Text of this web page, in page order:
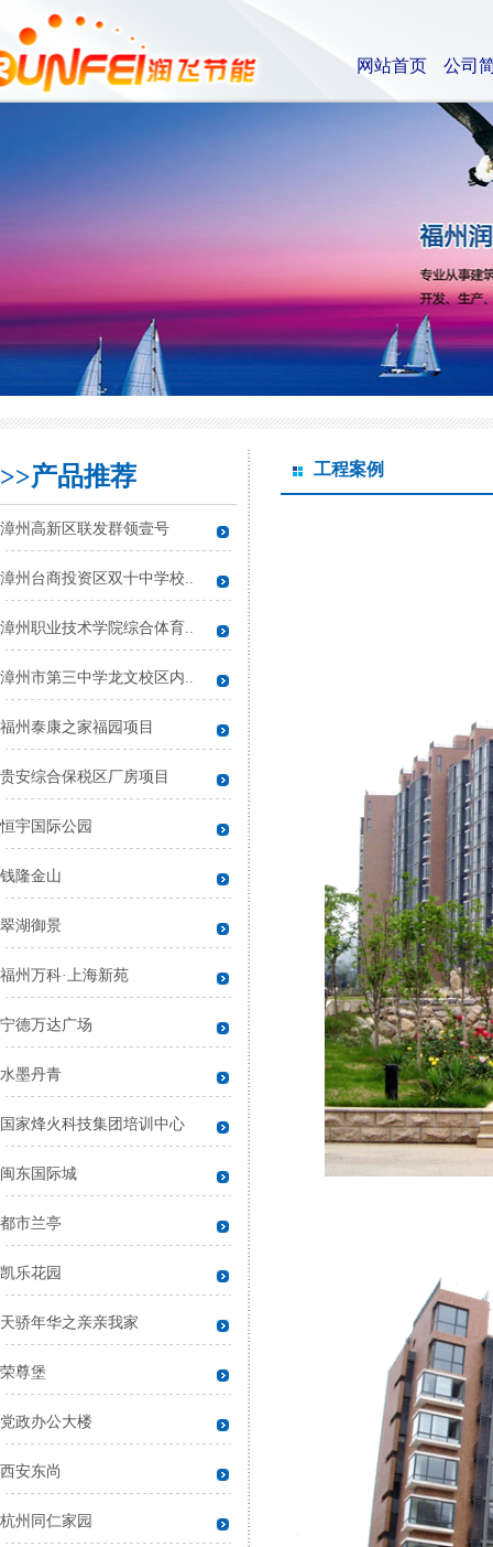
公司
网站首页
>>产品推荐
漳州高新区联发群领壹号
漳州台商投资区双十中学校..
漳州职业技术学院综合体育..
漳州市第三中学龙文校区内..
福州泰康之家福园项目
贵安综合保税区厂房项目
恒宇国际公园
钱隆金山
翠湖御景
福州万科·上海新苑
宁德万达广场
水墨丹青
国家烽火科技集团培训中心
闽东国际城
都市兰亭
凯乐花园
天骄年华之亲亲我家
荣尊堡
党政办公大楼
西安东尚
杭州同仁家园
工程案例